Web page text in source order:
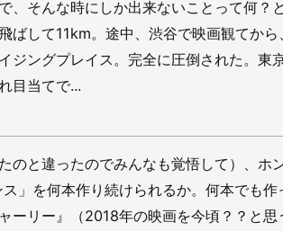
、そんな時にしか出来ないことって何？
ばして11km。途中、渋谷で映画観てから
ジングプレイス。完全に圧倒された。東
目当てで...
のと違ったのでみんなも覚悟して）、ホ
」を何本作り続けられるか。何本でも作
ーリー』（2018年の映画を今頃？？と思